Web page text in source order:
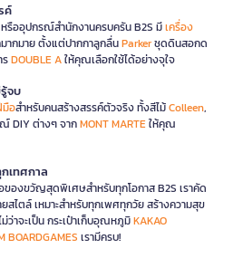
ค์
รืออุปกรณ์สำนักงานครบครัน B2S มีเครื่อง
มากมาย ตั้งแต่ปากกาลูกลื่นParkerชุดดินสอกด
DOUBLE Aให้คุณเลือกใช้ได้อย่างจุใจ
จบ
มือสำหรับคนสร้างสรรค์ตัวจริง ทั้งสีไม้Colleen,
DIY ต่างๆ จากMONT MARTEให้คุณ
เทศกาล
องขวัญสุดพิเศษสำหรับทุกโอกาส B2S เราคัด
สไตล์ เหมาะสำหรับทุกเพศทุกวัย สร้างความสุข
าจะเป็น กระเป๋าเก็บอุณหภูมิKAKAO
BOARDGAMES เรามีครบ!